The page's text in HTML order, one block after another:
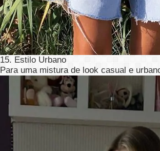
15. Estilo Urbano
Para uma mistura de look casual e